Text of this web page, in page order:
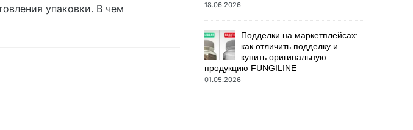
упаковки. В чем
18.06.2026
Подделки на маркетплейсах:
как отличить подделку и
купить оригинальную
продукцию FUNGILINE
01.05.2026